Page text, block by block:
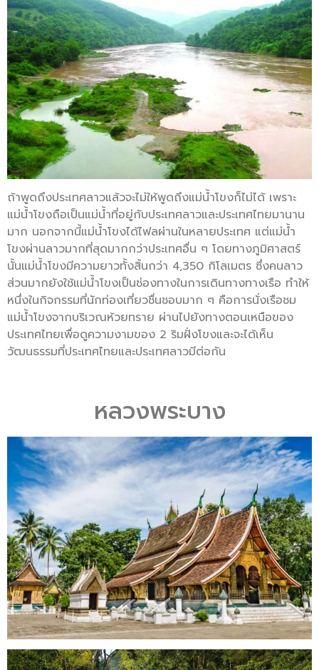
ถ้าพูดถึงประเทศลาวแล้วจะไม่ให้พูดถึงแม่น้ำโขงก็ไม่ได้ เพราะ
แม่น้ำโขงถือเป็นแม่น้ำที่อยู่กับประเทศลาวและประเทศไทยมานาน
มาก นอกจากนี้แม่น้ำโขงได้ไฟลผ่านในหลายประเทศ แต่แม่น้ำ
โขงผ่านลาวมากที่สุดมากกว่าประเทศอื่น ๆ โดยทางภูมิศาสตร์
นั้นแม่น้ำโขงมีความยาวทั้งสิ้นกว่า 4,350 กิโลเมตร ซึ่งคนลาว
ส่วนมากยังใช้แม่น้ำโขงเป็นช่องทางในการเดินทางทางเรือ ทำให้
หนึ่งในกิจกรรมที่นักท่องเที่ยวชื่นชอบมาก ๆ คือการนั่งเรือชม
แม่น้ำโขงจากบริเวณห้วยทราย ผ่านไปยังทางตอนเหนือของ
ประเทศไทยเพื่อดูความงามของ 2 ริมฝั่งโขงและจะได้เห็น
วัฒนธรรมที่ประเทศไทยและประเทศลาวมีต่อกัน
หลวงพระบาง